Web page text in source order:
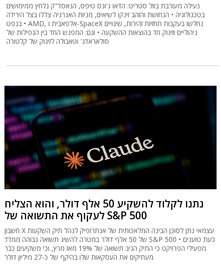
נעילה מעורבת בוול סטריט: הדאו ג'ונס טיפס, הנאסד"ק נלחץ ממימושים
בטכנולוגיה • הנחושת והזהב זינקו לשיאים, מניות האנרגיה צללו בצל הירידה
בנפט • AMD, אלפאבית ו-SpaceX נחלשו בעקבות תחזיות זהירות, שינויים
ניהוליים וזינוק חד בהוצאות ההשקעה • וגם: המפגש החד בין הנפילות של
סולאראדג' וטאבולה לזינוק של קלטורה
נתנו לקלוד להשקיע 50 אלף דולר, והוא הצליח
לעקוף את התשואה של S&P 500
חשבון X עצמאי נתן לסוכן הבינה המלאכותית של אנתרופיק לנהל תיק השקעות
של 50 אלף דולר במטרה להשיג תשואה גבוהה ממדד S&P 500 • כעת טוענים
מפעילי הפרויקט כי התיק הניב תשואה של 19% מאז מרץ, וכי משקיעים כבר
מעתיקים את העסקאות שלו בהיקף של כ-27 מיליון דולר